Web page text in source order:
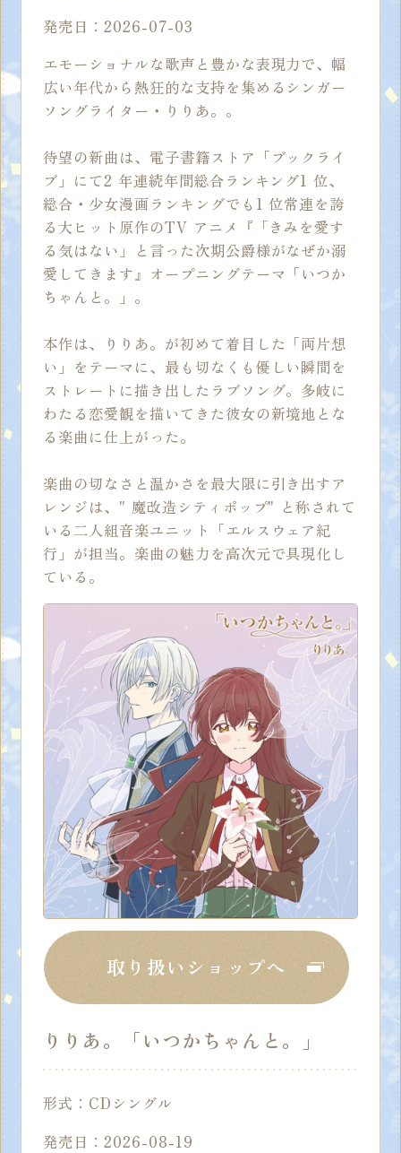
発売日：2026-07-03
エモーショナルな歌声と豊かな表現力で、幅
広い年代から熱狂的な支持を集めるシンガー
ソングライター・りりあ。。
待望の新曲は、電子書籍ストア「ブックライ
ブ」にて2 年連続年間総合ランキング1 位、
総合・少女漫画ランキングでも1 位常連を誇
る大ヒット原作のTV アニメ『「きみを愛す
る気はない」と言った次期公爵様がなぜか溺
愛してきます』オープニングテーマ「いつか
ちゃんと。」。
本作は、りりあ。が初めて着目した「両片想
い」をテーマに、最も切なくも優しい瞬間を
ストレートに描き出したラブソング。多岐に
わたる恋愛観を描いてきた彼女の新境地とな
る楽曲に仕上がった。
楽曲の切なさと温かさを最大限に引き出すア
レンジは、" 魔改造シティポップ" と称されて
いる二人組音楽ユニット「エルスウェア紀
行」が担当。楽曲の魅力を高次元で具現化し
ている。
取り扱いショップへ
りりあ。「いつかちゃんと。」
形式：CDシングル
発売日：2026-08-19